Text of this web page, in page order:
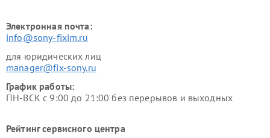
Электронная почта:
info@sony-fixim.ru
для юридических лиц
manager@fix-sony.ru
График работы:
ПН-ВСК с 9:00 до 21:00 без перерывов и выходных
Рейтинг сервисного центра